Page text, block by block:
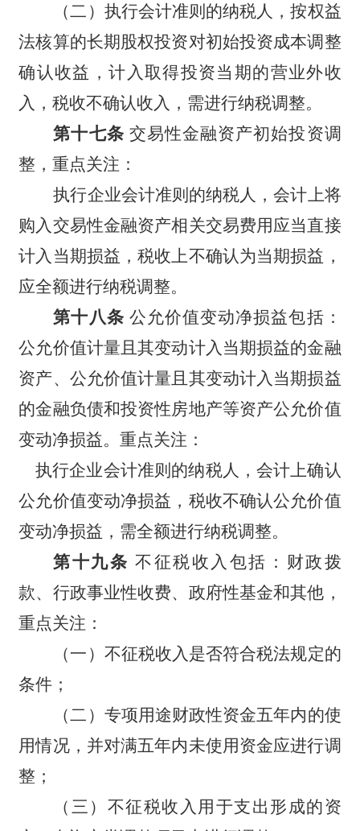
（二）执行会计准则的纳税人，按权益
法核算的长期股权投资对初始投资成本调整
确认收益，计入取得投资当期的营业外收
入，税收不确认收入，需进行纳税调整。
第十七条 交易性金融资产初始投资调
整，重点关注：
执行企业会计准则的纳税人，会计上将
购入交易性金融资产相关交易费用应当直接
计入当期损益，税收上不确认为当期损益，
应全额进行纳税调整。
第十八条 公允价值变动净损益包括：
公允价值计量且其变动计入当期损益的金融
资产、公允价值计量且其变动计入当期损益
的金融负债和投资性房地产等资产公允价值
变动净损益。重点关注：
执行企业会计准则的纳税人，会计上确认
公允价值变动净损益，税收不确认公允价值
变动净损益，需全额进行纳税调整。
第十九条不征税收入包括：财政拨
款、行政事业性收费、政府性基金和其他，
重点关注：
（一）不征税收入是否符合税法规定的
条件；
（二）专项用途财政性资金五年内的使
用情况，并对满五年内未使用资金应进行调
整；
（三）不征税收入用于支出形成的资